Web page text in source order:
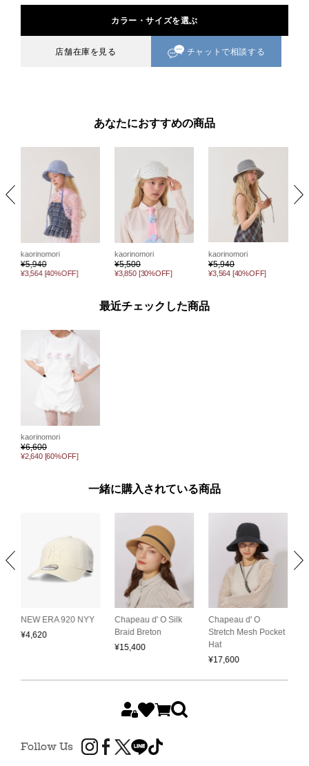
カラー・サイズを選ぶ
店舗在庫を見る チャットで相談する
あなたにおすすめの商品
kaorinomori
¥5,940
¥3,564 [40%OFF]
kaorinomori
¥5,500
¥3,850 [30%OFF]
kaorinomori
¥5,940
¥3,564 [40%OFF]
最近チェックした商品
kaorinomori
¥6,600
¥2,640 [60%OFF]
一緒に購入されている商品
NEW ERA 920 NYY
¥4,620
Chapeau d' O Silk
Braid Breton
¥15,400
Chapeau d' O
Stretch Mesh Pocket
Hat
¥17,600
Follow Us